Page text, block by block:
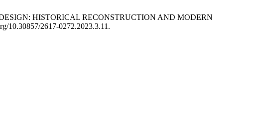
HISTORICAL RECONSTRUCTION AND MODERN
10.30857/2617-0272.2023.3.11.